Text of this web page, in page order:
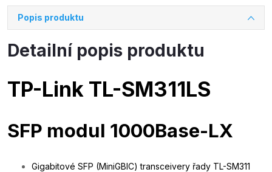
Popis produktu
Detailní popis produktu
TP-Link TL-SM311LS
SFP modul 1000Base-LX
Gigabitové SFP (MiniGBIC) transceivery řady TL-SM311